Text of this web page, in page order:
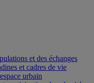
et des échanges
et cadres de vie
urbain